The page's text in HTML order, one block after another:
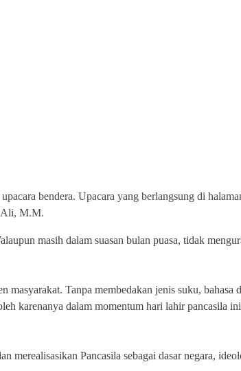
bendera. Upacara yang berlangsung di
Ali, M.M.
masih dalam suasan bulan puasa, tidak
masyarakat. Tanpa membedakan jenis suku, bahasa
karenanya dalam momentum hari lahir pancasila
merealisasikan Pancasila sebagai dasar negara,